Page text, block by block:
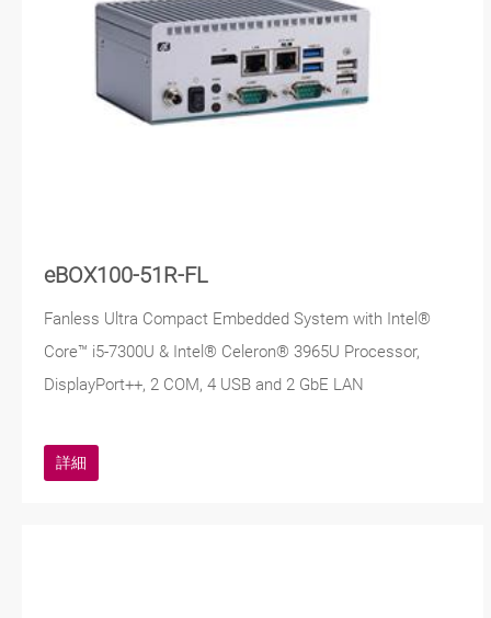
eBOX100-51R-FL
Fanless Ultra Compact Embedded System with Intel®
Core™ i5-7300U & Intel® Celeron® 3965U Processor,
DisplayPort++, 2 COM, 4 USB and 2 GbE LAN
詳細